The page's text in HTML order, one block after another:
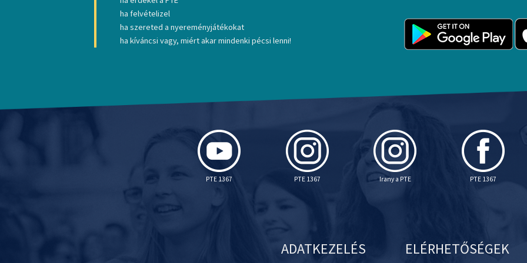
ha felvételizel
ha szereted a nyereményjátékokat
ha kíváncsi vagy, miért akar mindenki pécsi lenni!
PTE 1367 PTE 1367 Irany a PTE PTE 1367
ADATKEZELÉS ELÉRHETŐSÉGEK